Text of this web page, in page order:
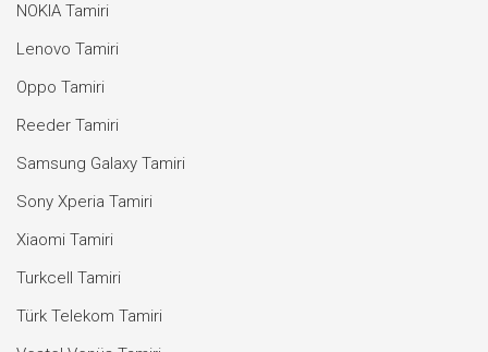
NOKIA Tamiri
Lenovo Tamiri
Oppo Tamiri
Reeder Tamiri
Samsung Galaxy Tamiri
Sony Xperia Tamiri
Xiaomi Tamiri
Turkcell Tamiri
Türk Telekom Tamiri